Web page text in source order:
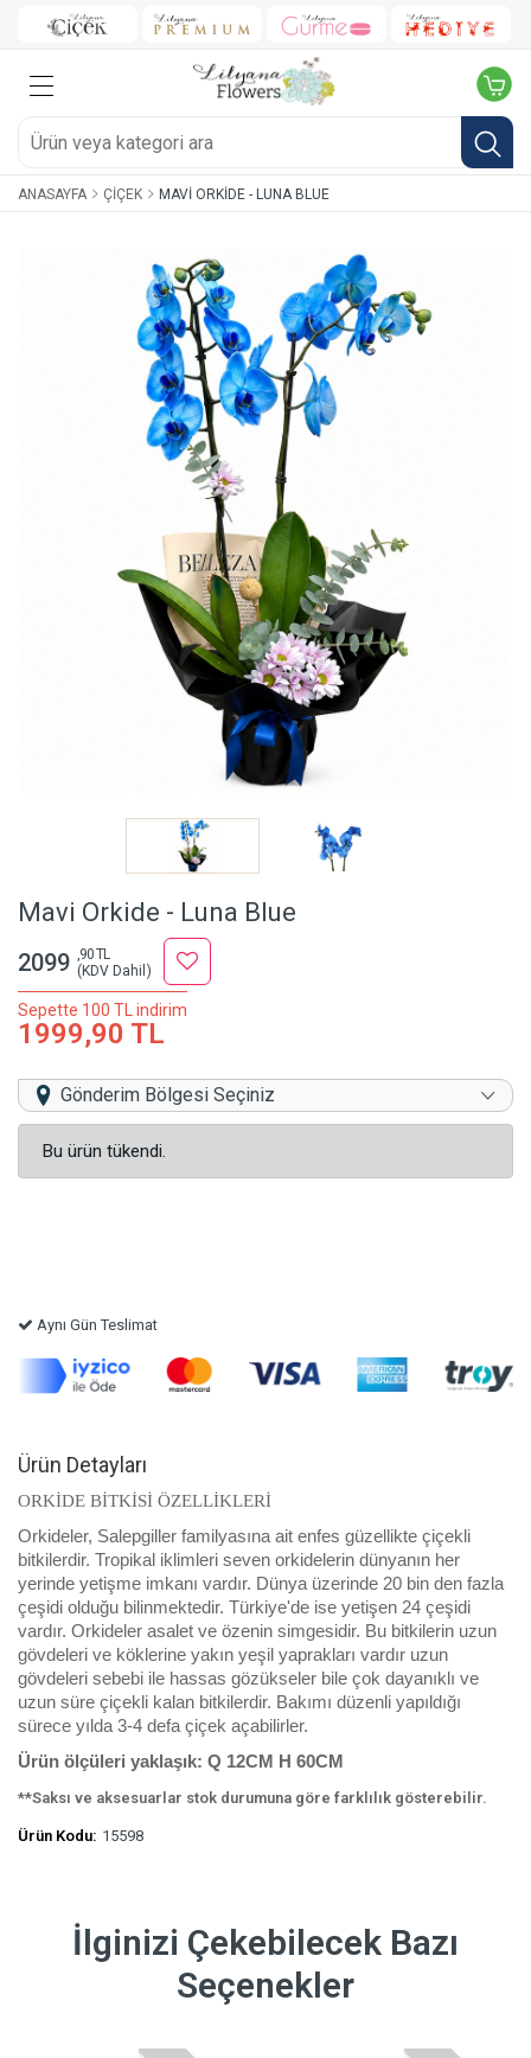
ANASAYFA ÇIÇEK MAVI ORKIDE - LUNA BLUE
Mavi Orkide - Luna Blue
2099 ,90 TL
(KDV Dahil)
Sepette 100 TL indirim
1999,90 TL
Gönderim Bölgesi Seçiniz
Bu ürün tükendi.
Aynı Gün Teslimat
Ürün Detayları
ORKİDE BİTKİSİ ÖZELLİKLERİ
Orkideler, Salepgiller familyasına ait enfes güzellikte çiçekli
bitkilerdir. Tropikal iklimleri seven orkidelerin dünyanın her
yerinde yetişme imkanı vardır. Dünya üzerinde 20 bin den fazla
çeşidi olduğu bilinmektedir. Türkiye'de ise yetişen 24 çeşidi
vardır. Orkideler asalet ve özenin simgesidir. Bu bitkilerin uzun
gövdeleri ve köklerine yakın yeşil yaprakları vardır uzun
gövdeleri sebebi ile hassas gözükseler bile çok dayanıklı ve
uzun süre çiçekli kalan bitkilerdir. Bakımı düzenli yapıldığı
sürece yılda 3-4 defa çiçek açabilirler.
Ürün ölçüleri yaklaşık: Q 12CM H 60CM
**Saksı ve aksesuarlar stok durumuna göre farklılık gösterebilir.
Ürün Kodu: 15598
İlginizi Çekebilecek Bazı
Seçenekler